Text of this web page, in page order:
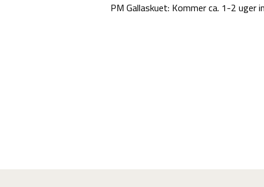
PM Gallaskuet: Kommer ca. 1-2 uger